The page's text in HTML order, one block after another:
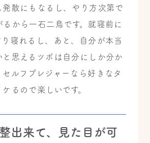
発散にもなるし、やり方次第で
るから一石二鳥です。就寝前に
り寝れるし、あと、自分が本当
と思えるツボは自分にしか分か
セルフプレジャーなら好きなタ
るので楽しいです。
出来て、見た目が可